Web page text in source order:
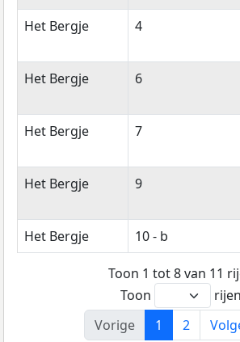
Het Bergje 4
Het Bergje 6
Het Bergje 7
Het Bergje 9
Het Bergje 10 - b
Toon 1 tot 8 van 11
Toon
rijen
Vorige
1 2